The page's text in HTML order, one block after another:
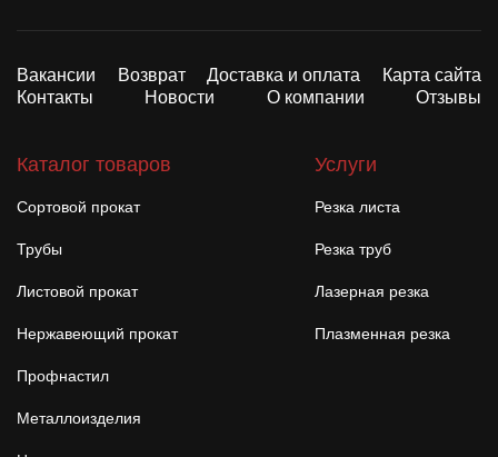
Вакансии Возврат Доставка и оплата
Карта сайта
Контакты
Новости О компании Отзывы
Каталог товаров
Сортовой прокат
Трубы
Листовой прокат
Нержавеющий прокат
Профнастил
Металлоизделия
Услуги
Резка листа
Резка труб
Лазерная резка
Плазменная резка